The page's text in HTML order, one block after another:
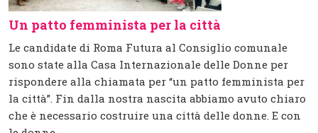
Un patto femminista per la città
Le candidate di Roma Futura al Consiglio comunale
sono state alla Casa Internazionale delle Donne per
rispondere alla chiamata per “un patto femminista per
la città”. Fin dalla nostra nascita abbiamo avuto chiaro
che è necessario costruire una città delle donne. E con